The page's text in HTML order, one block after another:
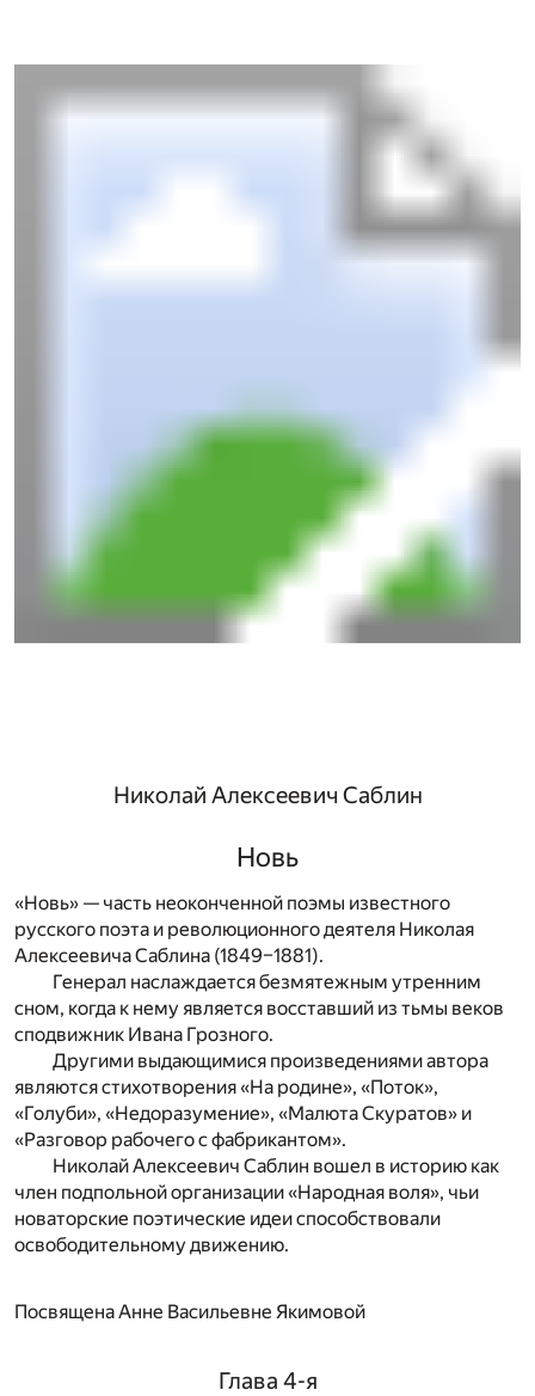
Николай Алексеевич Саблин
Новь
«Новь» — часть неоконченной поэмы известного
русского поэта и революционного деятеля Николая
Алексеевича Саблина (1849–1881).
Генерал наслаждается безмятежным утренним
сном, когда к нему является восставший из тьмы веков
сподвижник Ивана Грозного.
Другими выдающимися произведениями автора
являются стихотворения «На родине», «Поток»,
«Голуби», «Недоразумение», «Малюта Скуратов» и
«Разговор рабочего с фабрикантом».
Николай Алексеевич Саблин вошел в историю как
член подпольной организации «Народная воля», чьи
новаторские поэтические идеи способствовали
освободительному движению.
Посвящена Анне Васильевне Якимовой
Глава 4-я